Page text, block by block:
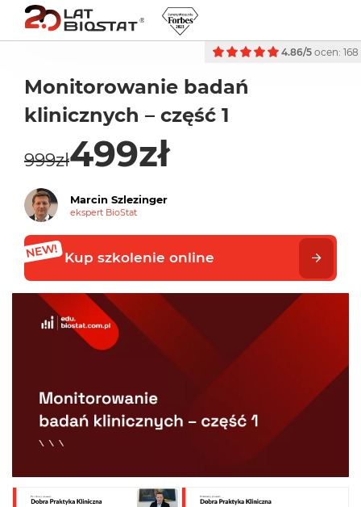
4.86/5 ocen: 168
Monitorowanie badań
klinicznych – część 1
999zł499zł
Marcin Szlezinger
ekspert BioStat
Kup szkolenie online